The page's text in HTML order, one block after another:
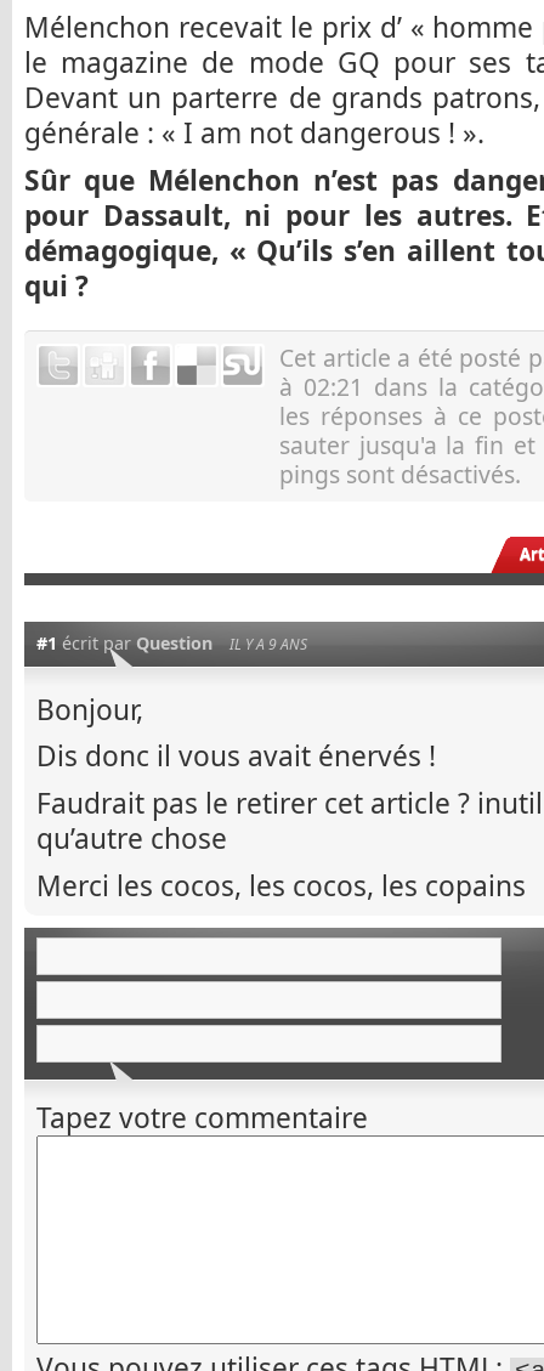
Mélenchon recevait le prix d’ «
le magazine de mode GQ pour ses
Devant un parterre de grands
générale : « I am not dangerous ! ».
Sûr que Mélenchon n’est pas
pour Dassault, ni pour les autres.
démagogique, « Qu’ils s’en aillent
qui ?
Cet article a été posté
à 02:21 dans la
les réponses à ce
sauter jusqu'a la fin et
pings sont désactivés.
#1 écrit par Question IL Y A 9 ANS
Bonjour,
Dis donc il vous avait énervés !
Faudrait pas le retirer cet article ?
qu’autre chose
Merci les cocos, les cocos, les copains
Tapez votre commentaire